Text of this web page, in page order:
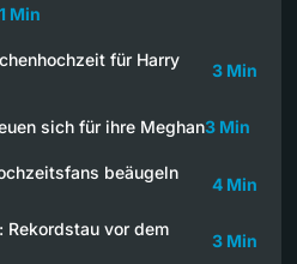
1 Min
für Harry
3 Min
sich für ihre Meghan3 Min
beäugeln
4 Min
Rekordstau vor dem
3 Min